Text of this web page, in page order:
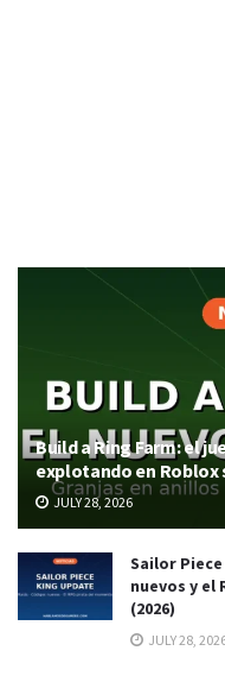
Build a Ring Farm: el
explotando en Roblox
JULY 28, 2026
Sailor
nuevos y el
(2026)
JULY 28,